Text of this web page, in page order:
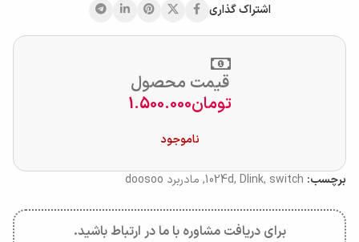
اشتراک گذاری
قیمت محصول
تومان1.500.000
ناموجود
برچسب: 1024d, Dlink, switch
, مادربرد doosoo
برای دریافت مشاوره با ما در ارتباط باشید.